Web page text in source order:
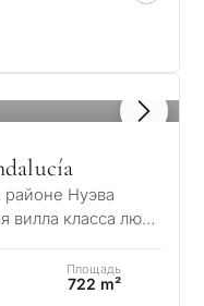
Нуэва
вилла класса люкс
Площадь
722 m²